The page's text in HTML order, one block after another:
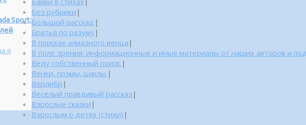
Sport:
я
Без рубрики |
Большой рассказ. |
Братья по разуму|
В поисках алмазного венца |
В поле зрения: информационные и иные материалы от наших авторов и
Веду собственный поиск. |
Венки, поэмы, циклы. |
Верлибр |
Веселый правдивый рассказ |
Взрослые сказки |
Взрослым о детях (стихи) |